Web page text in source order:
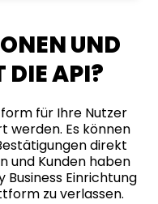
UND
DIE API?
für Ihre Nutzer
werden. Es können
direkt
und Kunden haben
Business Einrichtung
zu verlassen.